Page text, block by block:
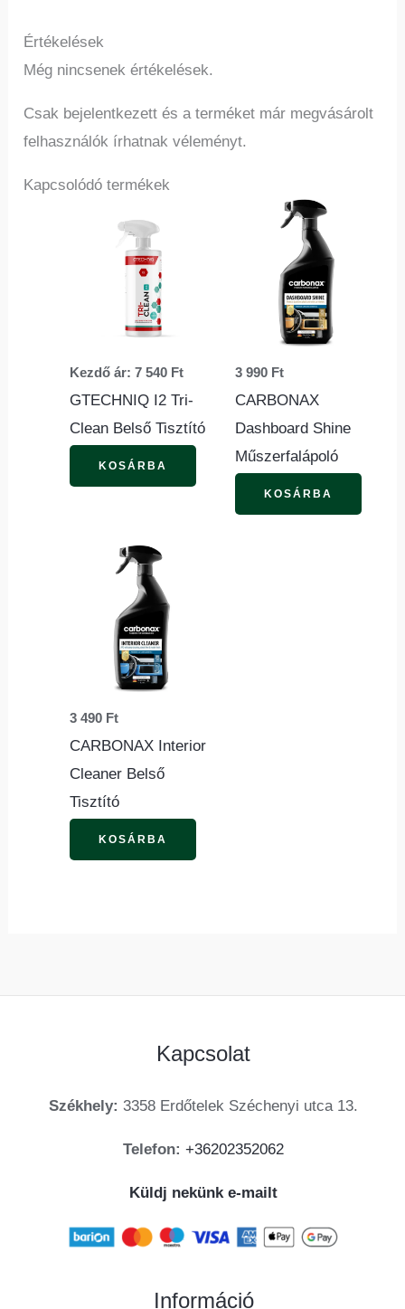
Értékelések
Még nincsenek értékelések.
Csak bejelentkezett és a terméket már megvásárolt
felhasználók írhatnak véleményt.
Kapcsolódó termékek
Kezdő ár:7 540 Ft
GTECHNIQ I2 Tri-
Clean Belső Tisztító
KOSÁRBA
változatok
a
termékoldalon
választhatók
3 990 Ft
CARBONAX
Dashboard Shine
Műszerfalápoló
KOSÁRBA
3 490 Ft
CARBONAX Interior
Cleaner Belső
Tisztító
KOSÁRBA
Kapcsolat
Székhely: 3358 Erdőtelek Széchenyi utca 13.
Telefon: +36202352062
Küldj nekünk e-mailt
Információ